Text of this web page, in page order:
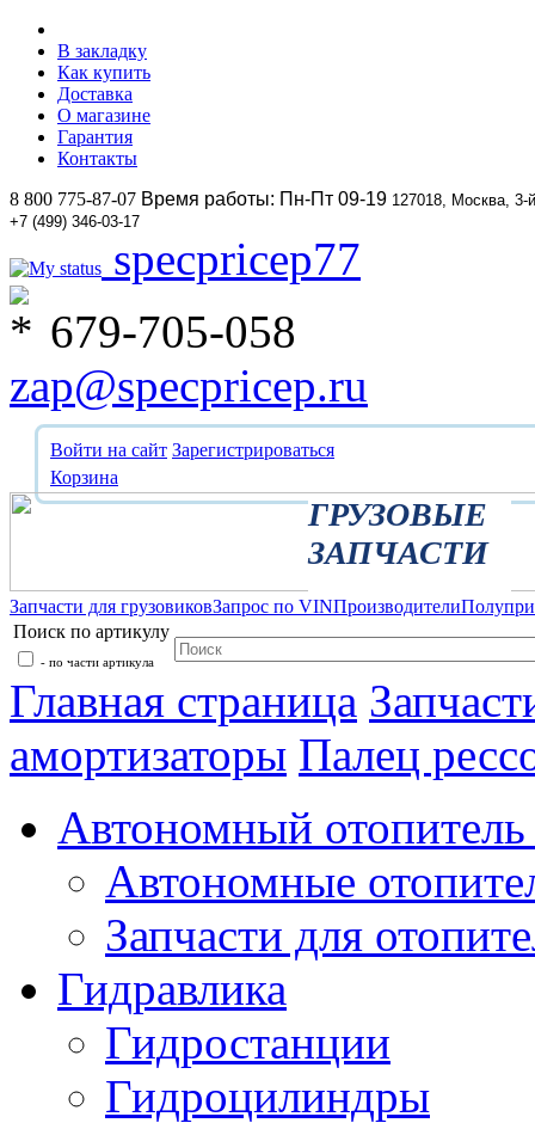
В закладку
Как купить
Доставка
О магазине
Гарантия
Контакты
8 800 775-87-07 Время работы: Пн-Пт 09-19 127018, Москва,
+7 (499) 346-03-17
specpricep77
679-705-058
zap@specpricep.ru
Войти на сайт Зарегистрироваться
Корзина
ГРУЗОВЫЕ
ЗАПЧАСТИ
Запчасти для грузовиковЗапрос по VINПроизводители
Поиск по артикулу
- по части артикула
Главная страница
амортизаторы Палец
Автономный отопитель
Автономные
Запчасти для
Гидравлика
Гидростанции
Гидроцилиндры